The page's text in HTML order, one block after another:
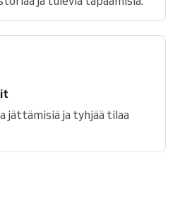
jättämisiä ja tyhjää tilaa